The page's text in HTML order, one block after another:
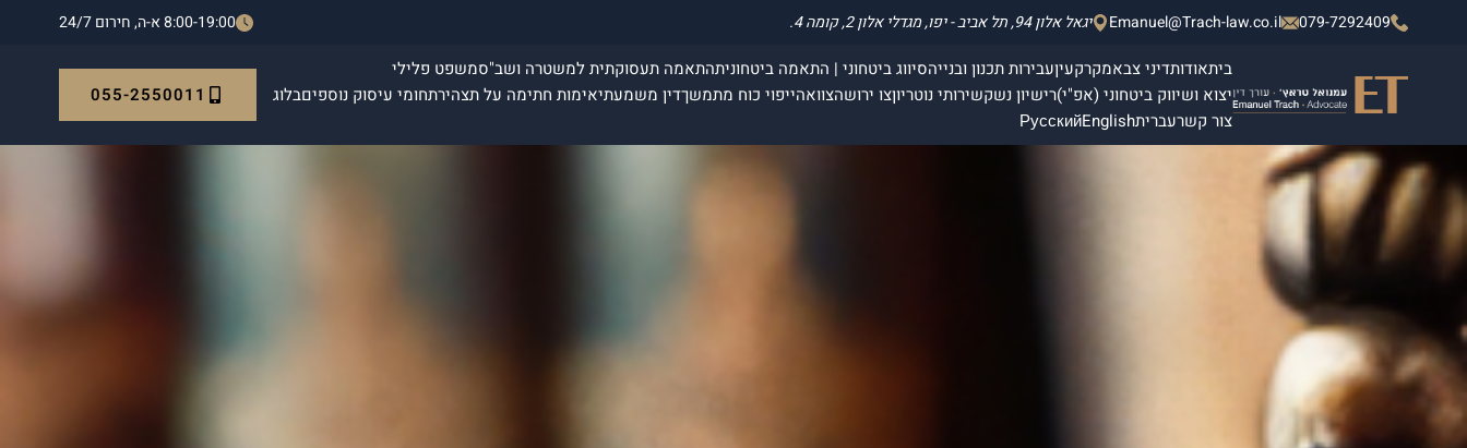
079-7292409
Emanuel@Trach-law.co.il יגאל אלון 94, תל אביב - יפו, מגדלי אלון 2, קומה 4. 8:00-19:00 א-ה, חירום 24/7
ביתאודותדיני צבאמקרקעיןעבירות תכנון ובנייהסיווג ביטחוני | התאמה ביטחוניתהתאמה תעסוקתית למשטרה ושב"סמשפט פלילי
יצוא ושיווק ביטחוני (אפ"י)רישיון נשקשירותי נוטריוןצו ירושהצוואהייפוי כוח מתמשךדין משמעתיאימות חתימה על תצהירתחומי עיסוק נוספיםבלוג
צור קשרעבריתEnglish
Русский
055-2550011